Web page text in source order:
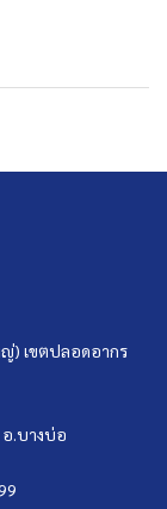
ญ่) เขตปลอดอากร
.บางบ่อ